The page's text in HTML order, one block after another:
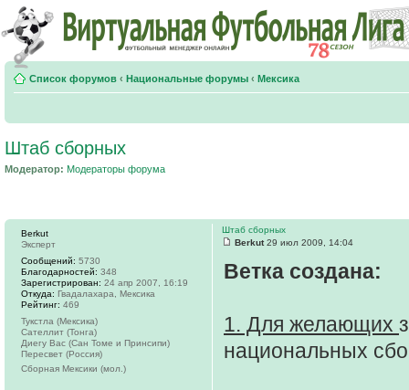
Список форумов ‹ Национальные форумы ‹ Мексика
Штаб сборных
Модератор: Модераторы форума
Штаб сборных
Berkut29 июл 2009, 14:04
Ветка создана:
1. Для желающих
национальных
Berkut
Эксперт
Сообщений: 5730
Благодарностей: 348
Зарегистрирован: 24 апр 2007, 16:19
Откуда: Гвадалахара, Мексика
Рейтинг: 469
Тукстла (Мексика)
Сателлит (Тонга)
Диегу Вас (Сан Томе и Принсипи)
Пересвет (Россия)
Сборная Мексики (мол.)